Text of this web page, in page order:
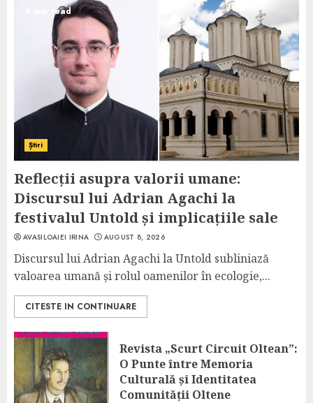
4 min read
Știri
Reflecții asupra valorii umane:
Discursul lui Adrian Agachi la
festivalul Untold și implicațiile sale
AVASILOAIEI IRINA AUGUST 8, 2026
Discursul lui Adrian Agachi la Untold subliniază
valoarea umană și rolul oamenilor în ecologie,...
CITESTE IN CONTINUARE
Revista „Scurt Circuit Oltean”:
O Punte între Memoria
Culturală și Identitatea
Comunității Oltene